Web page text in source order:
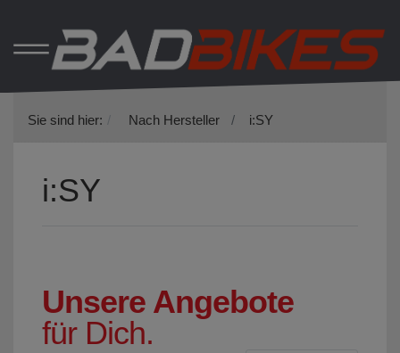
Sie sind hier: Nach Hersteller i:SY
i:SY
Unsere Angebote
für Dich.